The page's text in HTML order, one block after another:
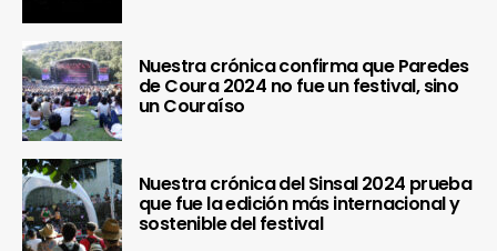
Nuestra crónica confirma que Paredes
de Coura 2024 no fue un festival, sino
un Couraíso
Nuestra crónica del Sinsal 2024 prueba
que fue la edición más internacional y
sostenible del festival